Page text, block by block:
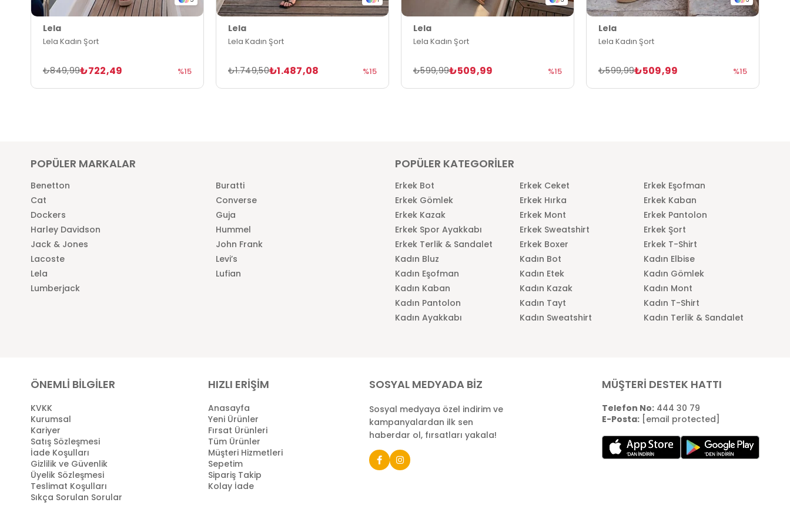
Lela
Lela Kadın Şort
₺722,49
₺849,99 %15
Lela
Lela Kadın Şort
₺1.487,08
₺1.749,50 %15
Lela
Lela Kadın Şort
₺509,99
₺599,99 %15
Lela
Lela Kadın Şort
₺509,99
₺599,99 %15
POPÜLER MARKALAR
Benetton
Buratti
Cat
Converse
Dockers
Guja
Harley Davidson
Hummel
Jack & Jones
John Frank
Lacoste
Levi’s
Lela
Lufian
Lumberjack
POPÜLER KATEGORİLER
Erkek Bot Erkek Ceket
Erkek Eşofman
Erkek Gömlek
Erkek Hırka
Erkek Kaban
Erkek Kazak
Erkek Mont
Erkek Pantolon
Erkek Spor Ayakkabı
Erkek Sweatshirt
Erkek Şort
Erkek Terlik & Sandalet
Erkek Boxer
Erkek T-Shirt
Kadın Bluz
Kadın Bot
Kadın Elbise
Kadın Eşofman
Kadın Etek
Kadın Gömlek
Kadın Kaban
Kadın Kazak
Kadın Mont
Kadın Pantolon
Kadın Tayt
Kadın T-Shirt
Kadın Ayakkabı
Kadın Sweatshirt Kadın Terlik & Sandalet
ÖNEMLİ BİLGİLER
KVKK
Kurumsal
Kariyer
Satış Sözleşmesi
İade Koşulları
Gizlilik ve Güvenlik
Üyelik Sözleşmesi
Teslimat Koşulları
Sıkça Sorulan Sorular
HIZLI ERİŞİM
Anasayfa
Yeni Ürünler
Fırsat Ürünleri
Tüm Ürünler
Müşteri Hizmetleri
Sepetim
Sipariş Takip
Kolay İade
SOSYAL MEDYADA BİZ
Sosyal medyaya özel indirim ve
kampanyalardan ilk sen
haberdar ol, fırsatları yakala!
MÜŞTERİ DESTEK HATTI
Telefon No:444 30 79
E-Posta: [email protected]